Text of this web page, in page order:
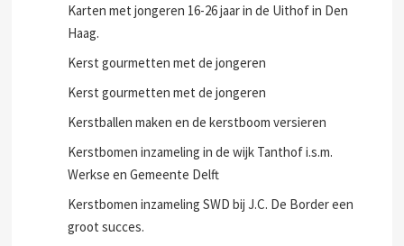
Karten met jongeren 16-26 jaar in de Uithof in Den
Haag.
Kerst gourmetten met de jongeren
Kerst gourmetten met de jongeren
Kerstballen maken en de kerstboom versieren
Kerstbomen inzameling in de wijk Tanthof i.s.m.
Werkse en Gemeente Delft
Kerstbomen inzameling SWD bij J.C. De Border een
groot succes.